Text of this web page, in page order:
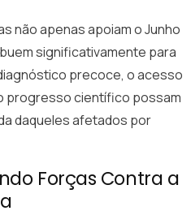
não apenas apoiam o Junho
significativamente para
precoce, o acesso
progresso científico possam
daqueles afetados por
Forças Contra a